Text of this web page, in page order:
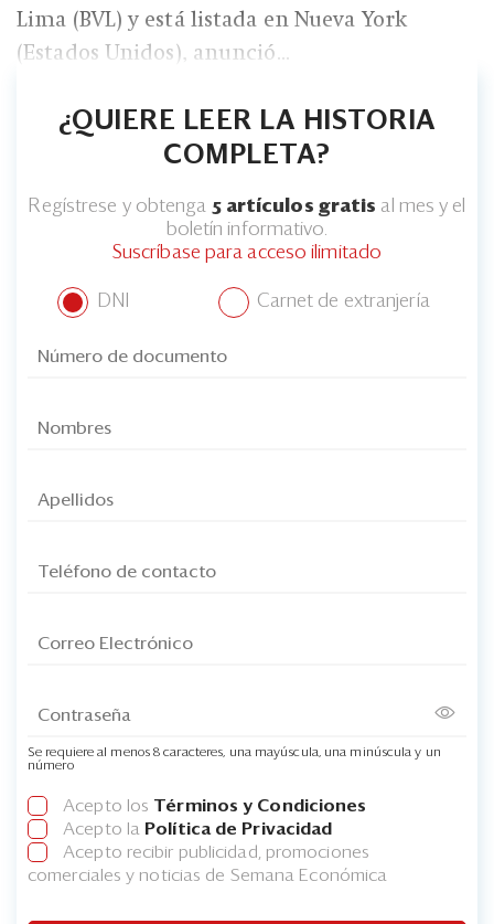
Lima (BVL) y está listada en Nueva York
(Estados Unidos), anunció...
¿QUIERE LEER LA HISTORIA
COMPLETA?
Regístrese y obtenga 5 artículos gratis al mes y el
boletín informativo.
Suscríbase para acceso ilimitado
DNI Carnet de extranjería
Se requiere al menos 8 caracteres, una mayúscula, una minúscula y un
número
Acepto los Términos y Condiciones
Acepto la Política de Privacidad
Acepto recibir publicidad, promociones
comerciales y noticias de Semana Económica